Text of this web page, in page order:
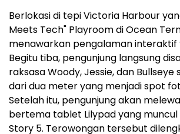
Berlokasi di tepi Victoria Harbour
Meets Tech" Playroom di Ocean
menawarkan pengalaman interaktif
Begitu tiba, pengunjung langsung
raksasa Woody, Jessie, dan Bullseye
dari dua meter yang menjadi spot
Setelah itu, pengunjung akan
bertema tablet Lilypad yang
Story 5. Terowongan tersebut